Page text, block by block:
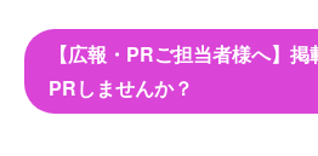
【広報・PRご担当者様へ】
PRしませんか？